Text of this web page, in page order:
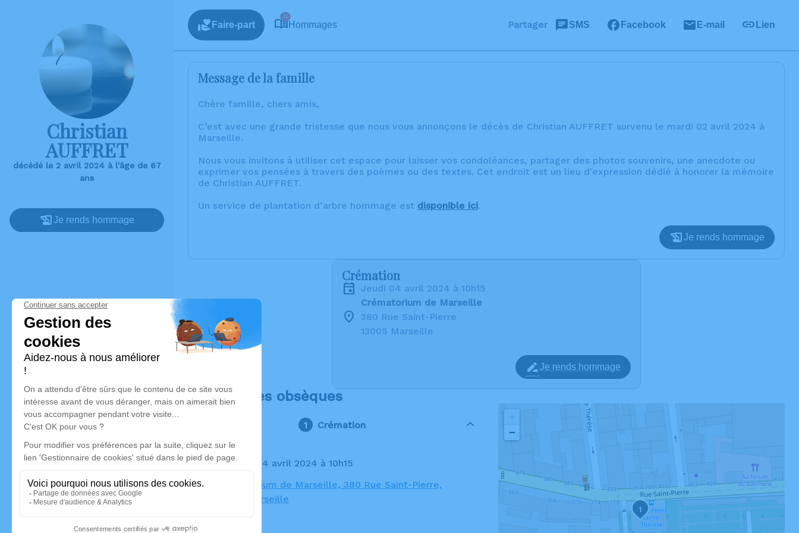
Christian
AUFFRET
décédé le 2 avril 2024 à l'âge de 67
ans
Je rends hommage
Faire-part
11
Hommages Partager SMS Facebook E-mail Lien
Message de la famille
Chère famille, chers amis,
C’est avec une grande tristesse que nous vous annonçons le décès de Christian AUFFRET survenu le mardi 02 avril 2024 à
Marseille.
Nous vous invitons à utiliser cet espace pour laisser vos condoléances, partager des photos souvenirs, une anecdote ou
exprimer vos pensées à travers des poèmes ou des textes. Cet endroit est un lieu d'expression dédié à honorer la mémoire
de Christian AUFFRET.
Un service de plantation d’arbre hommage est disponible ici.
Je rends hommage
Crémation
jeudi 04 avril 2024 à 10h15
Crématorium de Marseille
380 Rue Saint-Pierre
13005 Marseille
Je rends hommage
Déroulé des obsèques
Crémation
Le jeudi 04 avril 2024 à 10h15
Crématorium de Marseille, 380 Rue Saint-Pierre,
13005 Marseille
1
−